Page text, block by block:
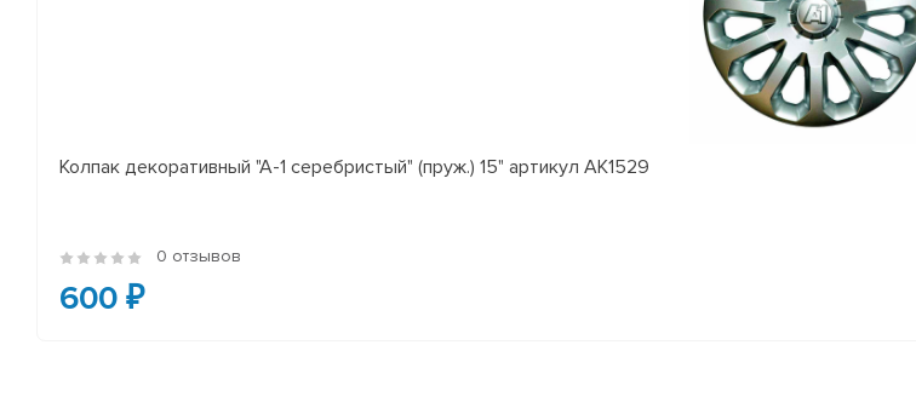
Колпак декоративный "А-1 серебристый" (пруж.) 15" артикул АК1529
0 отзывов
600 ₽